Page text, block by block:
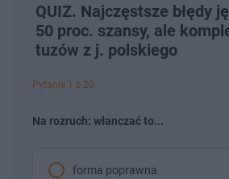
QUIZ. Najczęstsze błędy
50 proc. szansy, ale
tuzów z j. polskiego
Pytanie 1 z 20
Na rozruch: włanczać to...
forma poprawna